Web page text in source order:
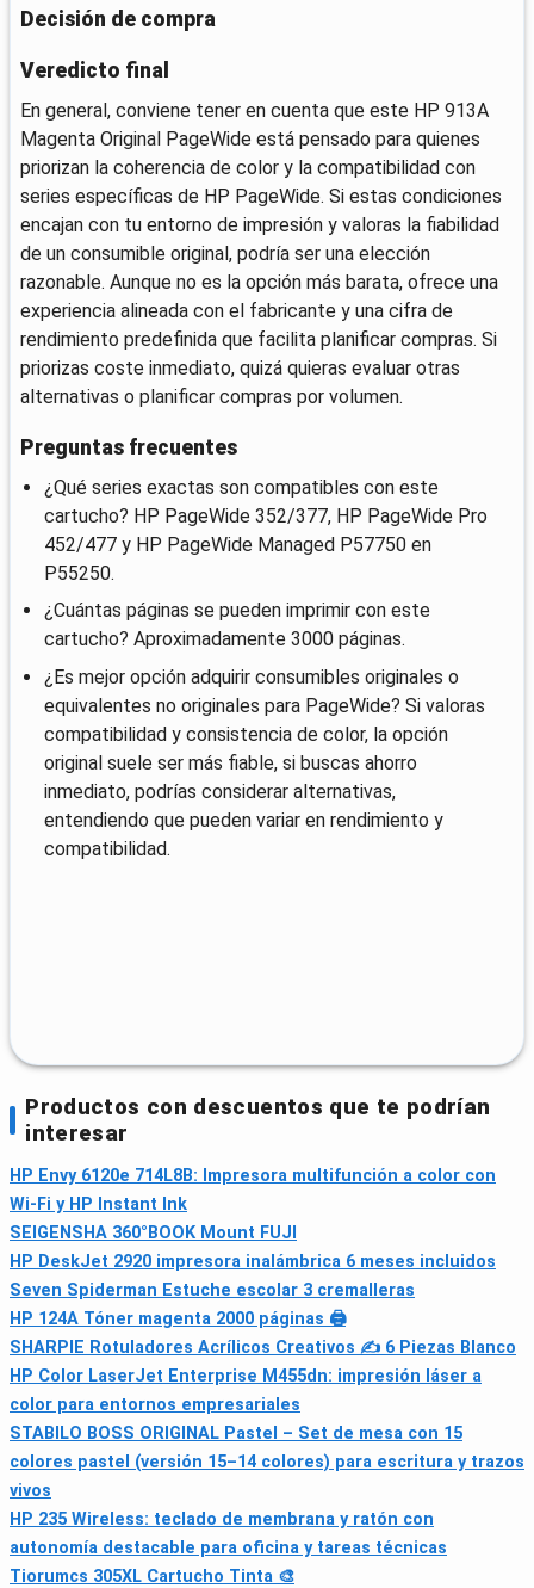
Decisión de compra
Veredicto final
En general, conviene tener en cuenta que este HP 913A
Magenta Original PageWide está pensado para quienes
priorizan la coherencia de color y la compatibilidad con
series específicas de HP PageWide. Si estas condiciones
encajan con tu entorno de impresión y valoras la fiabilidad
de un consumible original, podría ser una elección
razonable. Aunque no es la opción más barata, ofrece una
experiencia alineada con el fabricante y una cifra de
rendimiento predefinida que facilita planificar compras. Si
priorizas coste inmediato, quizá quieras evaluar otras
alternativas o planificar compras por volumen.
Preguntas frecuentes
¿Qué series exactas son compatibles con este
cartucho? HP PageWide 352/377, HP PageWide Pro
452/477 y HP PageWide Managed P57750 en
P55250.
¿Cuántas páginas se pueden imprimir con este
cartucho? Aproximadamente 3000 páginas.
¿Es mejor opción adquirir consumibles originales o
equivalentes no originales para PageWide? Si valoras
compatibilidad y consistencia de color, la opción
original suele ser más fiable, si buscas ahorro
inmediato, podrías considerar alternativas,
entendiendo que pueden variar en rendimiento y
compatibilidad.
Productos con descuentos que te podrían
interesar
HP Envy 6120e 714L8B: Impresora multifunción a color con
Wi‑Fi y HP Instant Ink
SEIGENSHA 360°BOOK Mount FUJI
HP DeskJet 2920 impresora inalámbrica 6 meses incluidos
Seven Spiderman Estuche escolar 3 cremalleras
HP 124A Tóner magenta 2000 páginas 🖨
SHARPIE Rotuladores Acrílicos Creativos ✍️ 6 Piezas Blanco
HP Color LaserJet Enterprise M455dn: impresión láser a
color para entornos empresariales
STABILO BOSS ORIGINAL Pastel – Set de mesa con 15
colores pastel (versión 15–14 colores) para escritura y trazos
vivos
HP 235 Wireless: teclado de membrana y ratón con
autonomía destacable para oficina y tareas técnicas
Tiorumcs 305XL Cartucho Tinta 🎨